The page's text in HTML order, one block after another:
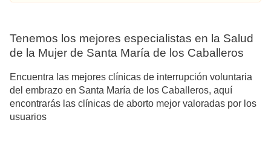
Tenemos los mejores especialistas en la Salud
de la Mujer de Santa María de los Caballeros
Encuentra las mejores clínicas de interrupción voluntaria
del embrazo en Santa María de los Caballeros, aquí
encontrarás las clínicas de aborto mejor valoradas por los
usuarios